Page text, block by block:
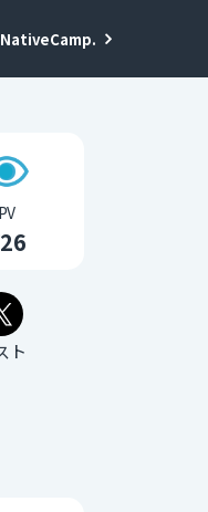
NativeCamp.
PV
ト